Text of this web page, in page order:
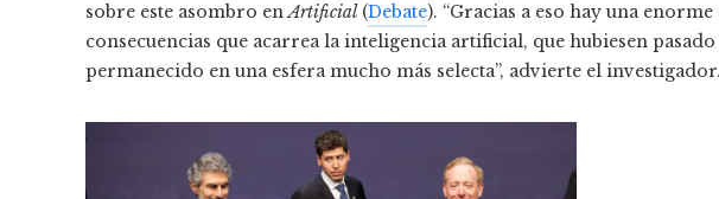
sobre este asombro enArtificial (Debate). “Gracias a eso hay una
consecuencias que acarrea la inteligencia artificial, que hubiesen
permanecido en una esfera mucho más selecta”, advierte el investigador.